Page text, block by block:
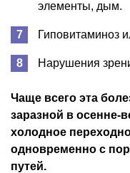
элементы, дым.
Гиповитаминоз
Нарушения
Чаще всего эта
заразной в осенне-
холодное
одновременно с
путей.